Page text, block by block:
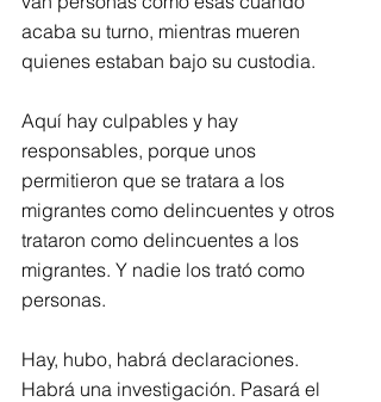
acaba su turno, mientras mueren
quienes estaban bajo su custodia.
Aquí hay culpables y hay
responsables, porque unos
permitieron que se tratara a los
migrantes como delincuentes y otros
trataron como delincuentes a los
migrantes. Y nadie los trató como
personas.
Hay, hubo, habrá declaraciones.
Habrá una investigación. Pasará el